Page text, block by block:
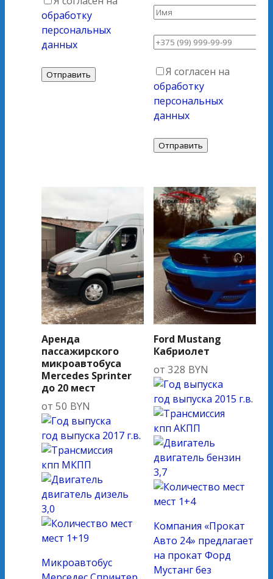
обработку
персональных
данных
Я согласен на
обработку
персональных
данных
Аренда
пассажирского
микроавтобуса
Mercedes Sprinter
до 20 мест
от 50 BYN
год выпуска 2017 г.в.
кпп МКПП
двигатель дизель
3,0
мест 1+19
Микроавтобус
Ford Mustang
Кабриолет
от 328 BYN
год выпуска 2015 г.в.
кпп АКПП
двигатель бензин
3,7
мест 1+4
Компания «Прокат
Авто 24» предлагает
на прокат Форд
Мустанг без